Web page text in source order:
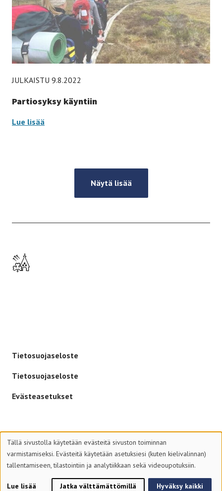
JULKAISTU 9.8.2022
Partiosyksy käyntiin
Partiosyksy
Lue lisää
Näytä lisää
Etusivulle
Tietosuojaseloste
Tietosuojaseloste
Evästeasetukset
© 2026 Suomen Partiolaiset – Finlands Scouter ry
Tällä sivustolla käytetään evästeitä sivuston toiminnan
varmistamiseksi. Evästeitä käytetään asetuksiesi (kuten kielivalinnan)
tallentamiseen, tilastointiin ja analytiikkaan sekä videoupotuksiin.
Lue lisää Jatka välttämättömillä Hyväksy kaikki